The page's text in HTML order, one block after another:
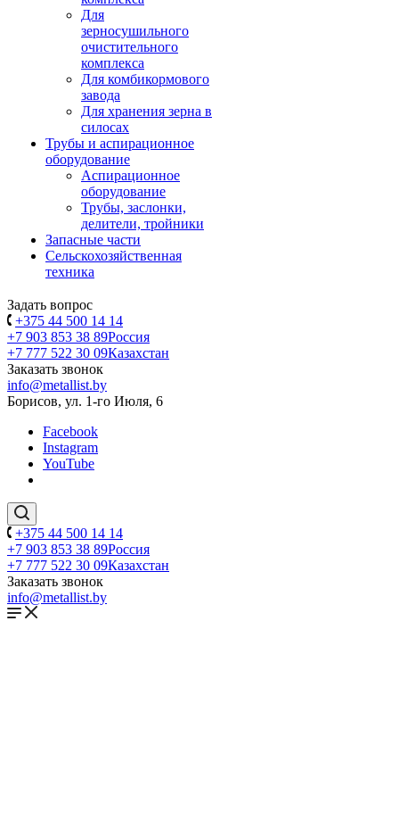
Для
зерносушильного
очистительного
комплекса
Для комбикормового
завода
Для хранения зерна в
силосах
Трубы и аспирационное
оборудование
Аспирационное
оборудование
Трубы, заслонки,
делители, тройники
Запасные части
Сельскохозяйственная
техника
Задать вопрос
+375 44 500 14 14
+7 903 853 38 89Россия
+7 777 522 30 09Казахстан
Заказать звонок
info@metallist.by
Борисов, ул. 1-го Июля, 6
Facebook
Instagram
YouTube
+375 44 500 14 14
+7 903 853 38 89Россия
+7 777 522 30 09Казахстан
Заказать звонок
info@metallist.by